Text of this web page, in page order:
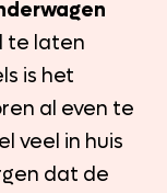
te laten
is het
al even te
veel in huis
dat de